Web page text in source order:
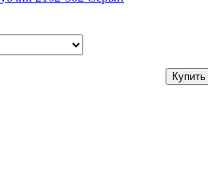
Купить